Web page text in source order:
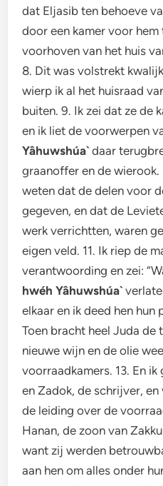
dat Eljasib ten behoeve
door een kamer voor hem
voorhoven van het huis
8. Dit was volstrekt
wierp ik al het huisraad
buiten. 9. Ik zei dat ze de
en ik liet de voorwerpen
Yâhuwshúa`daar
graanoffer en de wierook.
weten dat de delen voor
gegeven, en dat de
werk verrichtten, waren
eigen veld. 11. Ik riep de
verantwoording en zei:
hwéh Yâhuwshúa`
elkaar en ik deed hen hun
Toen bracht heel Juda de
nieuwe wijn en de olie
voorraadkamers. 13. En
en Zadok, de schrijver,
de leiding over de
Hanan, de zoon van
want zij werden
aan hen om alles onder